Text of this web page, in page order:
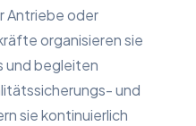
Antriebe oder
organisieren sie
und begleiten
und
sie kontinuierlich